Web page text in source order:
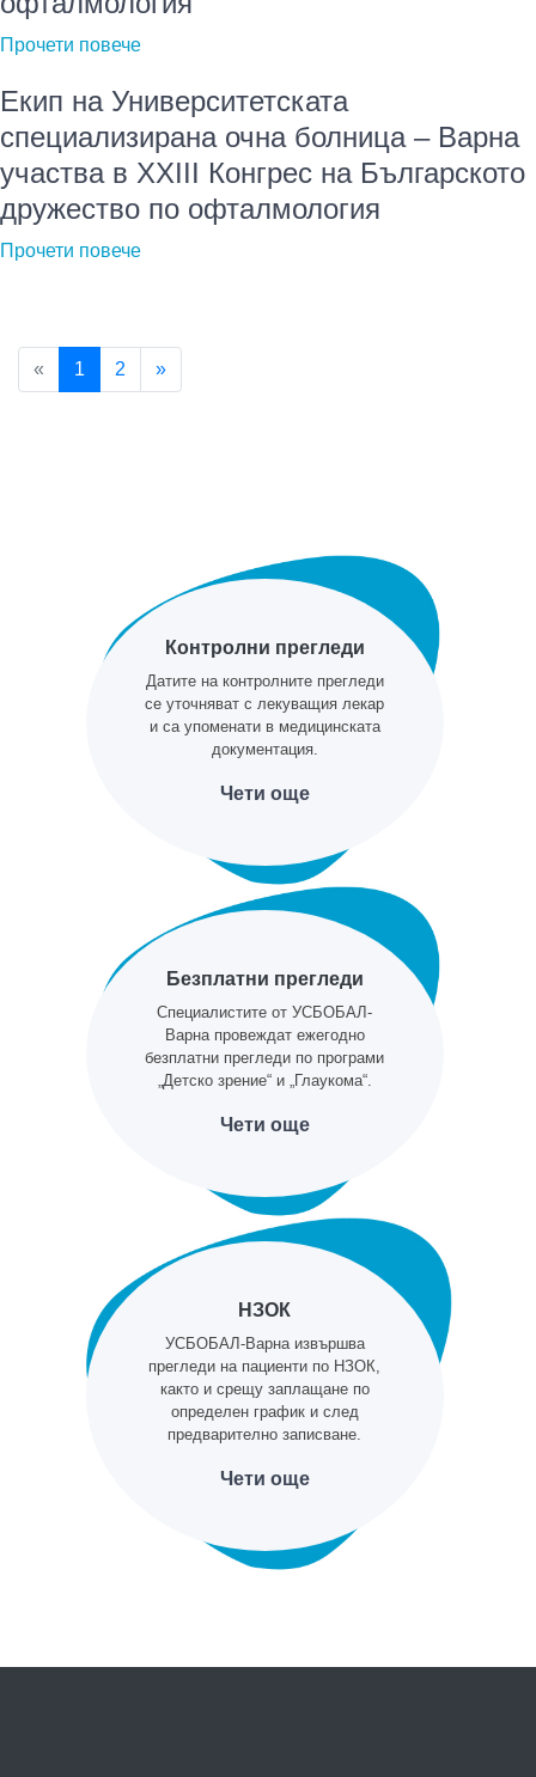
Прочети повече
Екип на Университетската
специализирана очна болница – Варна
участва в XXIII Конгрес на Българското
дружество по офталмология
Прочети повече
« 1 2 »
Контролни прегледи
Датите на контролните прегледи
се уточняват с лекуващия лекар
и са упоменати в медицинската
документация.
Чети още
Безплатни прегледи
Специалистите от УСБОБАЛ-
Варна провеждат ежегодно
безплатни прегледи по програми
„Детско зрение“ и „Глаукома“.
Чети още
НЗОК
УСБОБАЛ-Варна извършва
прегледи на пациенти по НЗОК,
както и срещу заплащане по
определен график и след
предварително записване.
Чети още